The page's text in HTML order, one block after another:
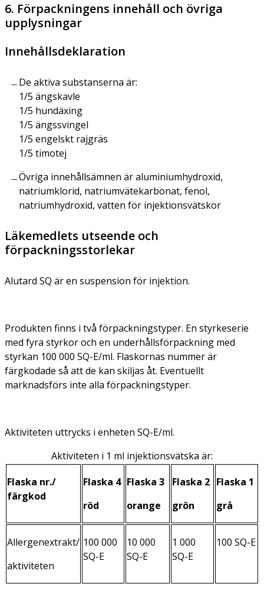
6. Förpackningens innehåll och övriga
upplysningar
Innehållsdeklaration
De aktiva substanserna är:
1/5 ängskavle
1/5 hundäxing
1/5 ängssvingel
1/5 engelskt rajgräs
1/5 timotej
Övriga innehållsämnen är aluminiumhydroxid,
natriumklorid, natriumvätekarbonat, fenol,
natriumhydroxid, vatten för injektionsvätskor
Läkemedlets utseende och
förpackningsstorlekar
Alutard SQ är en suspension för injektion.
Produkten finns i två förpackningstyper. En styrkeserie
med fyra styrkor och en underhållsförpackning med
styrkan 100 000 SQ-E/ml. Flaskornas nummer är
färgkodade så att de kan skiljas åt. Eventuellt
marknadsförs inte alla förpackningstyper.
Aktiviteten uttrycks i enheten SQ-E/ml.
Aktiviteten i 1 ml injektionsvätska är:
Flaska nr./
färgkod
Flaska 4
röd
Flaska 3
orange
Flaska 2
grön
Flaska 1
grå
Allergenextrakt/
aktiviteten
100 000
SQ-E
10 000
SQ-E
1 000
SQ-E
100 SQ-E